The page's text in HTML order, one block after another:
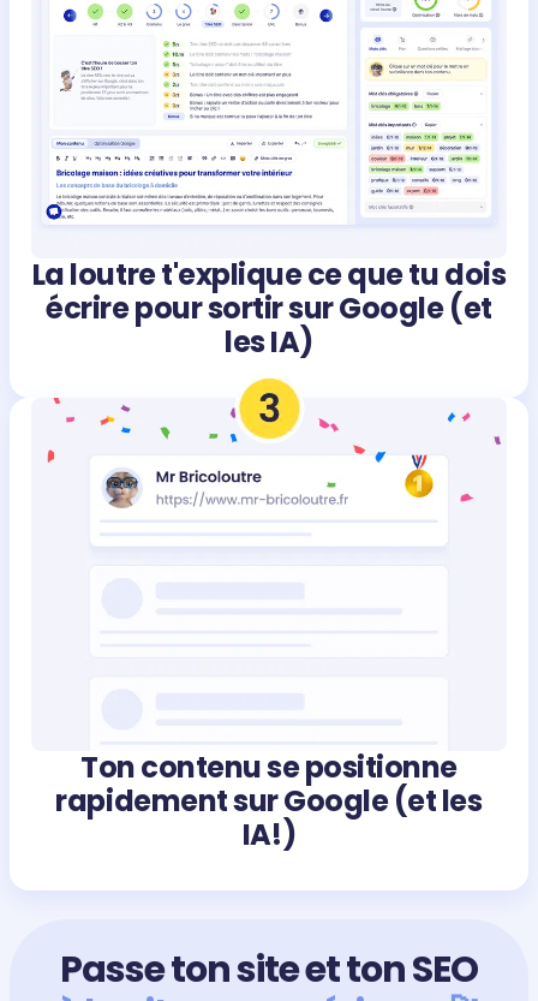
La loutre t'explique ce que tu dois
écrire pour sortir sur Google (et
les IA)
Ton contenu se positionne
rapidement sur Google (et les
IA!)
Passe ton site et ton SEO